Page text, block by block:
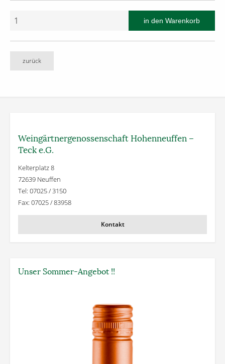
zurück
Weingärtner­genossenschaft Hohenneuffen –
Teck e.G.
Kelterplatz 8
72639 Neuffen
Tel: 07025 / 3150
Fax: 07025 / 83958
Kontakt
Unser Sommer-Angebot !!